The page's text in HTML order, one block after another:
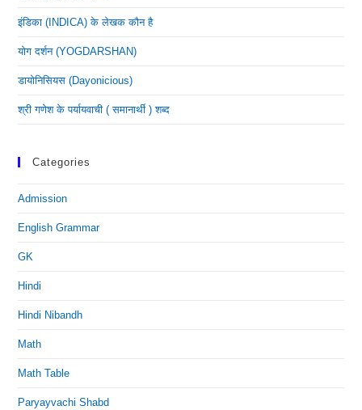
इंडिका (INDICA) के लेखक कौन है
योग दर्शन (YOGDARSHAN)
डायोनिसियस (dayonicious)
श्री गणेश के पर्यायवाची ( समानार्थी ) शब्द
Categories
Admission
English Grammar
GK
Hindi
Hindi Nibandh
Math
Math Table
Paryayvachi Shabd